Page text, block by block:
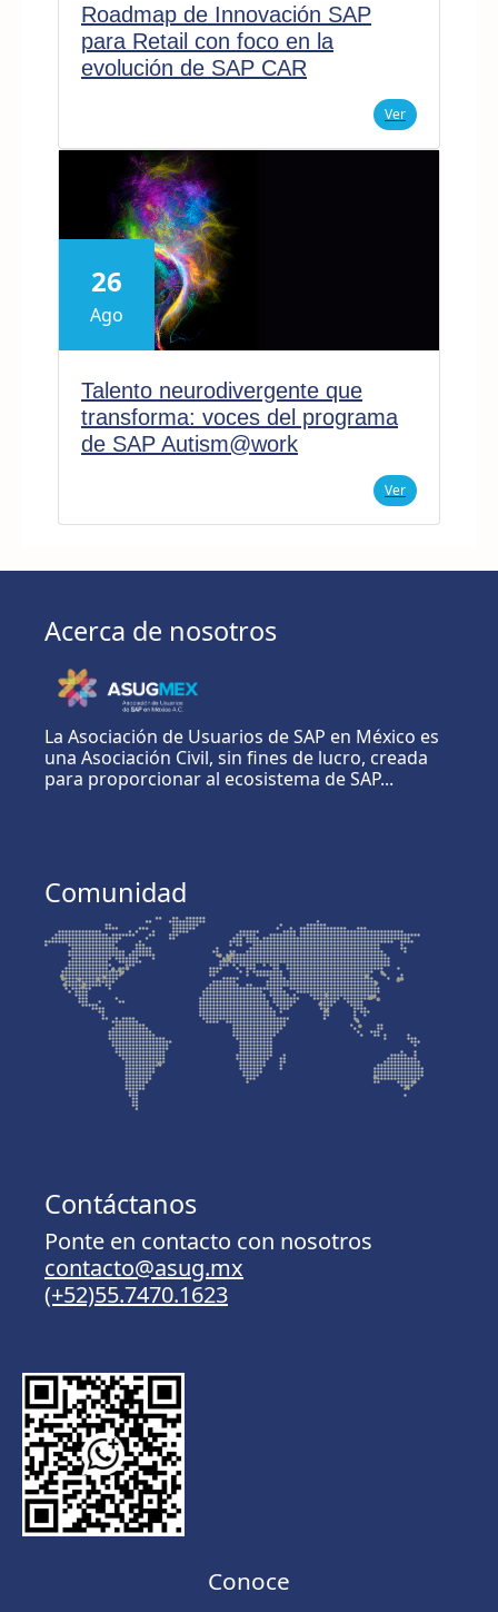
Roadmap de Innovación SAP
para Retail con foco en la
evolución de SAP CAR
Ver
26
Ago
Talento neurodivergente que
transforma: voces del programa
de SAP Autism@work
Ver
Acerca de nosotros
La Asociación de Usuarios de SAP en México es
una Asociación Civil, sin fines de lucro, creada
para proporcionar al ecosistema de SAP...
Comunidad
Contáctanos
Ponte en contacto con nosotros
contacto@asug.mx
(+52)55.7470.1623
Conoce